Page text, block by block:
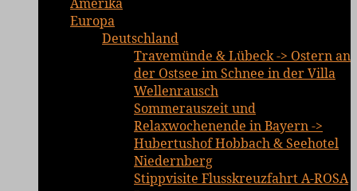
Europa
Deutschland
Travemünde & Lübeck -> Ostern an
der Ostsee im Schnee in der Villa
Wellenrausch
Sommerauszeit und
Relaxwochenende in Bayern ->
Hubertushof Hobbach & Seehotel
Niedernberg
Stippvisite Flusskreuzfahrt A-ROSA